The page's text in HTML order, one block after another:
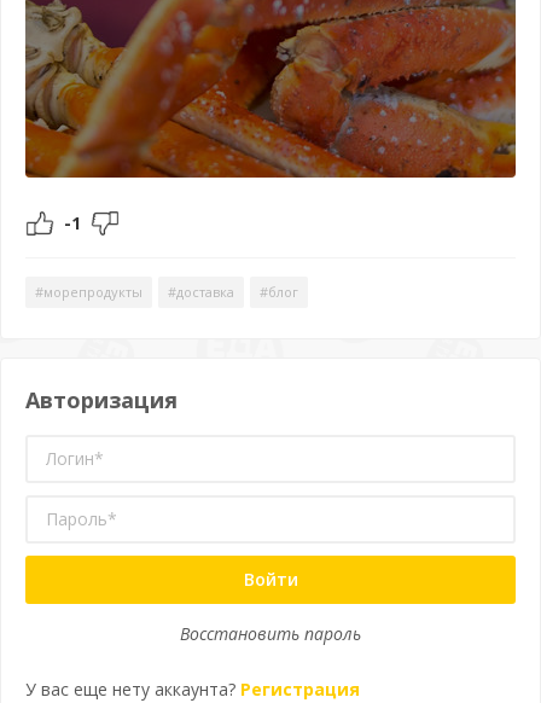
-1
#морепродукты #доставка #блог
Авторизация
Войти
Восстановить пароль
У вас еще нету аккаунта? Регистрация